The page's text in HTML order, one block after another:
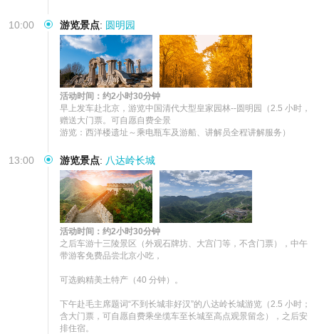
10:00 游览景点: 圆明园
活动时间：约2小时30分钟
早上发车赴北京，游览中国清代大型皇家园林--圆明园（2.5 小时，
赠送大门票。可自愿自费全景
游览：西洋楼遗址～乘电瓶车及游船、讲解员全程讲解服务）
13:00 游览景点: 八达岭长城
活动时间：约2小时30分钟
之后车游十三陵景区（外观石牌坊、大宫门等，不含门票），中午
带游客免费品尝北京小吃，
可选购精美土特产（40 分钟）。
下午赴毛主席题词“不到长城非好汉”的八达岭长城游览（2.5 小时；
含大门票，可自愿自费乘坐缆车至长城至高点观景留念），之后安
排住宿。